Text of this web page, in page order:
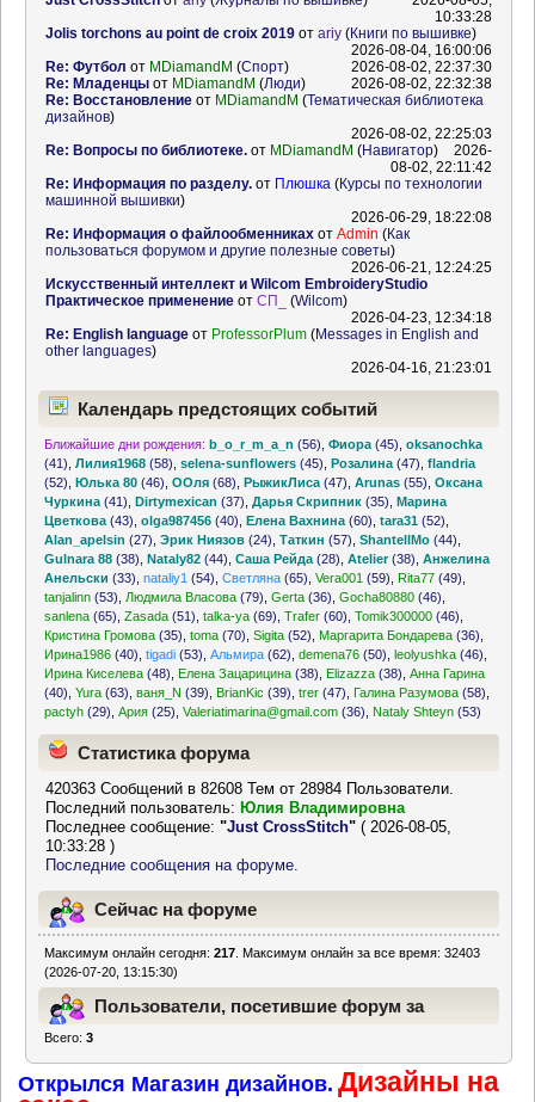
10:33:28
Jolis torchons au point de croix 2019от ariy(Книги по вышивке)
2026-08-04, 16:00:06
Re: Футбол от MDiamandM (Спорт)
2026-08-02, 22:37:30
Re: Младенцыот MDiamandM (Люди)
2026-08-02, 22:32:38
Re: Восстановлениеот MDiamandM (Тематическая библиотека
дизайнов)
2026-08-02, 22:25:03
Re: Вопросы по библиотеке.от MDiamandM (Навигатор)
2026-
08-02, 22:11:42
Re: Информация по разделу.от Плюшка (Курсы по технологии
машинной вышивки)
2026-06-29, 18:22:08
Re: Информация о файлообменникахот Admin (Как
пользоваться форумом и другие полезные советы)
2026-06-21, 12:24:25
Искусственный интеллект и Wilcom EmbroideryStudio
Практическое применениеот СП_ (Wilcom)
2026-04-23, 12:34:18
Re: English languageот ProfessorPlum(Messages in English and
other languages)
2026-04-16, 21:23:01
Календарь предстоящих событий
Ближайшие дни рождения: b_o_r_m_a_n (56) ,Фиора (45) ,oksanochka
(41) ,Лилия1968 (58) ,selena-sunflowers (45) ,Розалина (47) ,flandria
(52) ,Юлька 80 (46) ,ООля (68) ,РыжикЛиса (47) ,Arunas (55) ,Оксана
Чуркина (41) ,Dirtymexican (37) ,Дарья Скрипник (35) ,Марина
Цветкова (43) ,olga987456 (40) ,Елена Вахнина (60) ,tara31 (52)
Alan_apelsin (27) ,Эрик Ниязов (24) ,Таткин (57) ,ShantellMo (44)
Gulnara 88 (38) ,Nataly82 (44) ,Саша Рейда (28) ,Atelier(38) ,Анжелина
Анельски (33) ,nataliy1 (54) ,Светляна (65) ,Vera001 (59) Rita77 (49)
tanjalinn (53) Людмила Власова (79) ,Gerta (36) ,Gocha80880 (46)
sanlena (65) ,Zasada (51) ,talka-ya (69) ,Trafer (60) ,Tomik300000 (46)
Кристина Громова (35) ,toma (70) ,Sigita (52) Маргарита Бондарева (36)
Ирина1986 (40) ,tigadi (53) ,Альмира (62) ,demena76 (50) ,leolyushka (46)
Ирина Киселева (48) Елена Зацарицина (38) Elizazza (38) ,Анна Гарина
(40) ,Yura (63) ,ваня_N (39) BrianKic (39) ,trer (47) Галина Разумова (58)
pactyh (29) ,Ария (25) ,Valeriatimarina@gmail.com (36) Nataly Shteyn (53)
Статистика форума
420363 Сообщений в 82608 Тем от 28984 Пользователи.
Последний пользователь: Юлия Владимировна
Последнее сообщение:"Just CrossStitch" ( 2026-08-05,
10:33:28 )
Последние сообщения на форуме.
Сейчас на форуме
Максимум онлайн сегодня:217 . Максимум онлайн за все время: 32403
(2026-07-20, 13:15:30)
Пользователи, посетившие форум за
Всего:3
Открылся Магазин дизайнов. Дизайны на